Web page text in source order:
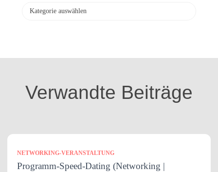
o
Verwandte Beiträge
NETWORKING-VERANSTALTUNG
Programm-Speed-Dating (Networking |